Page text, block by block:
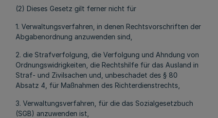
(2) Dieses Gesetz gilt ferner nicht für
1. Verwaltungsverfahren, in denen Rechtsvorschriften der
Abgabenordnung anzuwenden sind,
2. die Strafverfolgung, die Verfolgung und Ahndung von
Ordnungswidrigkeiten, die Rechtshilfe für das Ausland in
Straf- und Zivilsachen und, unbeschadet des § 80
Absatz 4, für Maßnahmen des Richterdienstrechts,
3. Verwaltungsverfahren, für die das Sozialgesetzbuch
(SGB) anzuwenden ist,